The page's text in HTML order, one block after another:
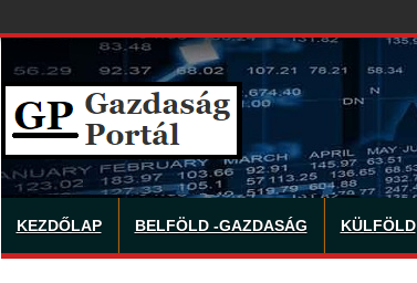
KEZDŐLAP BELFÖLD -GAZDASÁG KÜLFÖLD